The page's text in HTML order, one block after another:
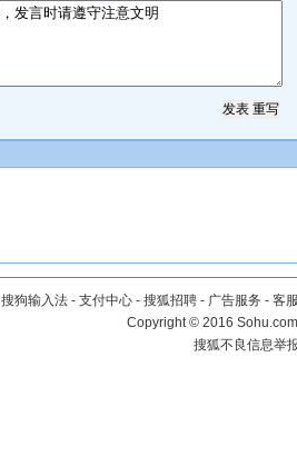
搜狗输入法 - 支付中心 - 搜狐招聘 - 广告服务 - 客
Copyright©2016
搜狐不良信息举